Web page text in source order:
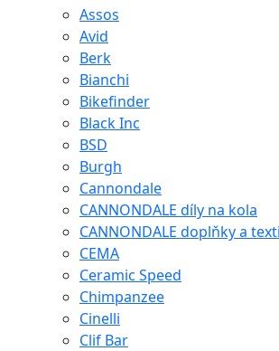
Assos
Avid
Berk
Bianchi
Bikefinder
Black Inc
BSD
Burgh
Cannondale
CANNONDALE díly na kola
CANNONDALE doplňky a
CEMA
Ceramic Speed
Chimpanzee
Cinelli
Clif Bar